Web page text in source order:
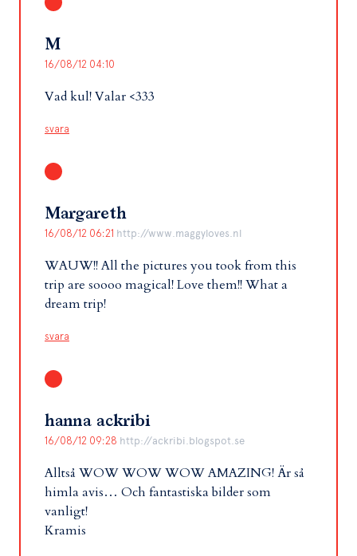
M
16/08/12 04:10
Vad kul! Valar <333
svara
Margareth
16/08/12 06:21 http://www.maggyloves.nl
WAUW!! All the pictures you took from this
trip are soooo magical! Love them!! What a
dream trip!
svara
hanna ackribi
16/08/12 09:28 http://ackribi.blogspot.se
Alltså WOW WOW WOW AMAZING! Är så
himla avis… Och fantastiska bilder som
vanligt!
Kramis